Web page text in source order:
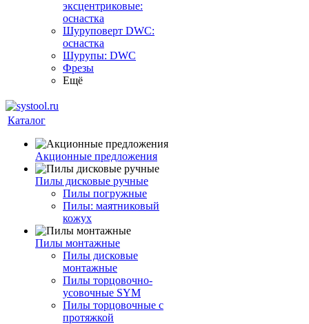
эксцентриковые:
оснастка
Шуруповерт DWC:
оснастка
Шурупы: DWC
Фрезы
Ещё
Каталог
Акционные предложения
Пилы дисковые ручные
Пилы погружные
Пилы: маятниковый
кожух
Пилы монтажные
Пилы дисковые
монтажные
Пилы торцовочно-
усовочные SYM
Пилы торцовочные с
протяжкой